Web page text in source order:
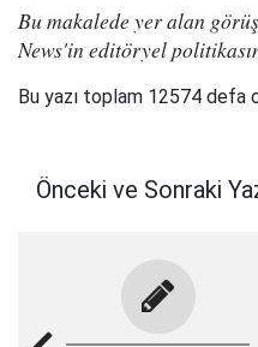
Bu makalede yer alan
News'in editöryel
Bu yazı toplam 12574 defa
Önceki ve Sonraki